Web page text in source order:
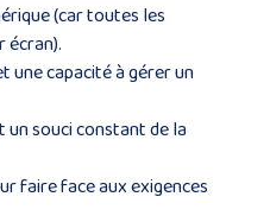
(car toutes les
écran).
une capacité à gérer un
souci constant de la
faire face aux exigences